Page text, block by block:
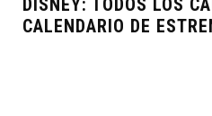
DISNEY: TODOS LOS
CALENDARIO DE